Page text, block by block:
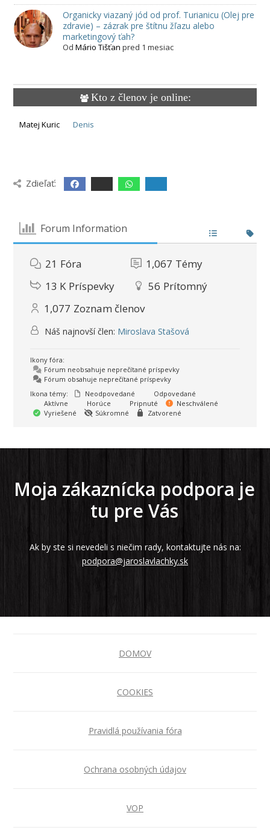
Organicky viazaný jód od prof. Turianicu (Olej pre
zdravie) – zázrak pre štítnu žľazu alebo
marketingový ťah?
Od Mário Tišťan pred 1 mesiac
Kto z členov je online:
Matej Kuric Denis
Zdieľať:
Forum Information
21 Fóra 1,067 Témy
13 K Príspevky 56 Prítomný
1,077 Zoznam členov
Náš najnovší člen: Miroslava Stašová
Ikony fóra:
Fórum neobsahuje neprečítané príspevky
Fórum obsahuje neprečítané príspevky
Ikona témy:
Neodpovedané
Odpovedané
Aktívne
Horúce Pripnuté
Neschválené
Vyriešené
Súkromné Zatvorené
Moja zákaznícka podpora je
tu pre Vás
Ak by ste si nevedeli s niečim rady, kontaktujte nás na:
podpora@jaroslavlachky.sk
DOMOV
COOKIES
Pravidlá používania fóra
Ochrana osobných údajov
VOP